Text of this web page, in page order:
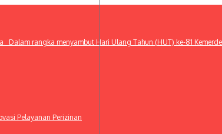
Dalam rangka menyambut Hari Ulang Tahun (HUT) ke-81
Pelayanan Perizinan